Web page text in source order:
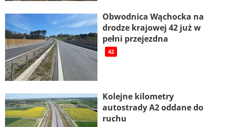
Obwodnica Wąchocka na
drodze krajowej 42 już w
pełni przejezdna
42
Kolejne kilometry
autostrady A2 oddane do
ruchu